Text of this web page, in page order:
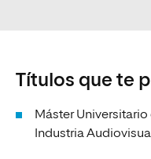
Títulos que te
Máster
Industria Audiovisual